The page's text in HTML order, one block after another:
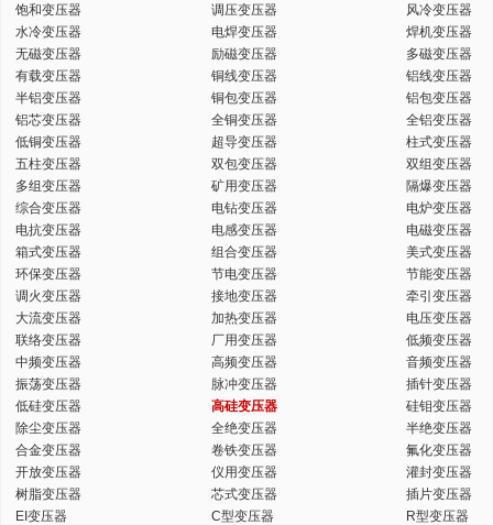
饱和变压器
调压变压器
风冷变压器
水冷变压器
电焊变压器
焊机变压器
无磁变压器
励磁变压器
多磁变压器
有载变压器
铜线变压器
铝线变压器
半铝变压器
铜包变压器
铝包变压器
铝芯变压器
全铜变压器
全铝变压器
低铜变压器
超导变压器
柱式变压器
五柱变压器
双包变压器
双组变压器
多组变压器
矿用变压器
隔爆变压器
综合变压器
电钻变压器
电炉变压器
电抗变压器
电感变压器
电磁变压器
箱式变压器
组合变压器
美式变压器
环保变压器
节电变压器
节能变压器
调火变压器
接地变压器
牵引变压器
大流变压器
加热变压器
电压变压器
联络变压器
厂用变压器
低频变压器
中频变压器
高频变压器
音频变压器
振荡变压器
脉冲变压器
插针变压器
低硅变压器
高硅变压器
硅钼变压器
除尘变压器
全绝变压器
半绝变压器
合金变压器
卷铁变压器
氟化变压器
开放变压器
仪用变压器
灌封变压器
树脂变压器
芯式变压器
插片变压器
EI变压器
C型变压器
R型变压器